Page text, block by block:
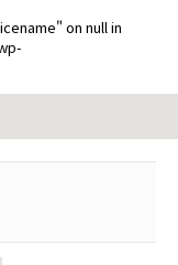
on null in